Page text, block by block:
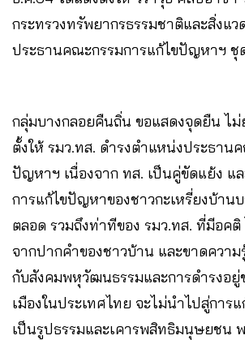
กระทรวงทรัพยากรธรรมชาติและสิ่งแว
ประธานคณะกรรมการแก้ไขปัญหาฯ ชุ
กลุ่มบางกลอยคืนถิ่น ขอแสดงจุดยืน ไม่
ตั้งให้ รมว.ทส. ดำรงตำแหน่งประธาน
ปัญหาฯ เนื่องจาก ทส. เป็นคู่ขัดแย้ง แ
การแก้ไขปัญหาของชาวกะเหรี่ยงบ้าน
ตลอด รวมถึงท่าทีของ รมว.ทส. ที่มีอค
จากปากคำของชาวบ้าน และขาดความ
กับสังคมพหุวัฒนธรรมและการดำรงอยู่
เมืองในประเทศไทย จะไม่นำไปสู่การ
เป็นรูปธรรมและเคารพสิทธิมนุษยชน พ